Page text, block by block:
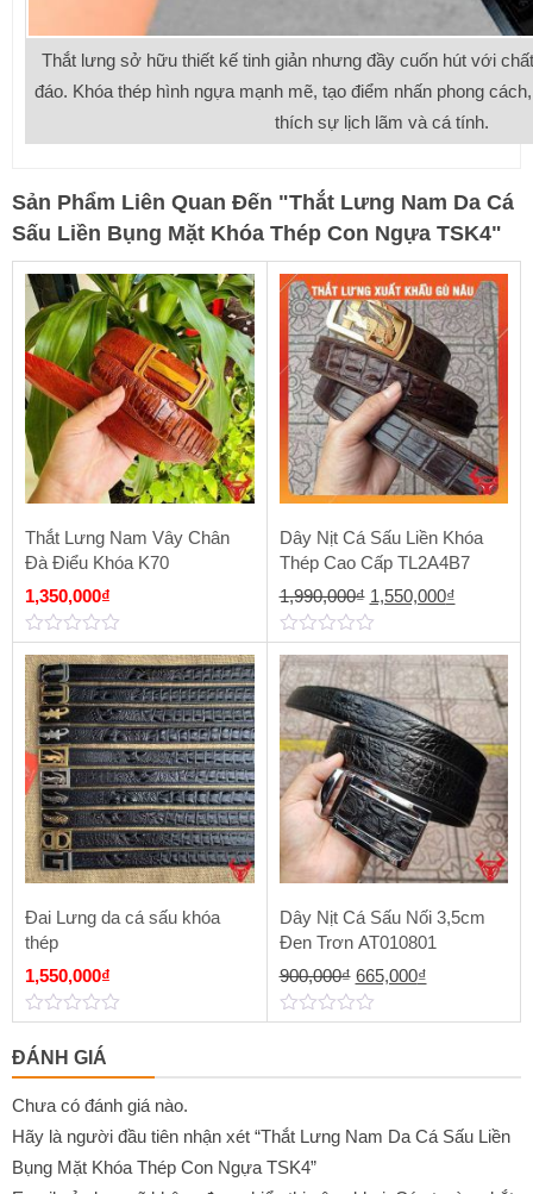
Thắt lưng sở hữu thiết kế tinh giản nhưng đầy cuốn hút với
đáo. Khóa thép hình ngựa mạnh mẽ, tạo điểm nhấn phong
thích sự lịch lãm và cá tính.
Sản Phẩm Liên Quan Đến "Thắt Lưng Nam Da Cá
Sấu Liền Bụng Mặt Khóa Thép Con Ngựa TSK4"
Thắt Lưng Nam Vây Chân
Đà Điểu Khóa K70
1,350,000₫
0
out
of
5
Dây Nịt Cá Sấu Liền Khóa
Thép Cao Cấp TL2A4B7
1,990,000₫ Giá
gốc
là:
1,990,000₫.
1,550,000₫Giá
tại
là:
0
out
of
5
Đai Lưng da cá sấu khóa
thép
1,550,000₫
0
out
of
5
Dây Nịt Cá Sấu Nối 3,5cm
Đen Trơn AT010801
900,000₫ Giá
gốc
665,000₫Giá
0
5
ĐÁNH GIÁ
Chưa có đánh giá nào.
Hãy là người đầu tiên nhận xét “Thắt Lưng Nam Da Cá Sấu Liền
Bụng Mặt Khóa Thép Con Ngựa TSK4”